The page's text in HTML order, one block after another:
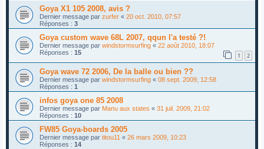
Goya X1 105 2008, avis ?
Dernier message par zurfer « 20 oct. 2010, 07:57
Réponses : 3
Goya custom wave 68L 2007, qqun l'a testé ?!
Dernier message par windstormsurfing « 22 août 2010, 18:07
Réponses : 15 1 2
Goya wave 72 2006, De la balle ou bien ??
Dernier message par windstormsurfing « 08 sept. 2009, 12:58
Réponses : 1
infos goya one 85 2008
Dernier message par Manu aux states « 31 juil. 2009, 21:02
Réponses : 10
FW85 Goya-boards 2005
Dernier message par titou11 « 26 mars 2009, 10:23
Réponses : 14